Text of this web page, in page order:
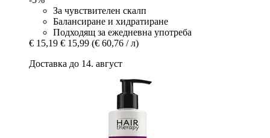
За чувствителен скалп
Балансиране и хидратиране
Подходящ за ежедневна употреба
€ 15,19 € 15,99 (€ 60,76 / л)
Доставка до 14. август